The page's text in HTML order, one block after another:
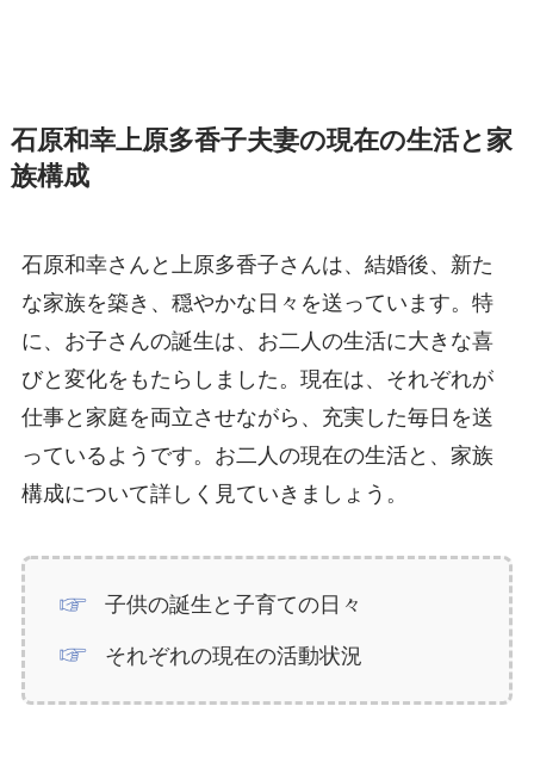
石原和幸上原多香子夫妻の現在の生活と家
族構成
石原和幸さんと上原多香子さんは、結婚後、新た
な家族を築き、穏やかな日々を送っています。特
に、お子さんの誕生は、お二人の生活に大きな喜
びと変化をもたらしました。現在は、それぞれが
仕事と家庭を両立させながら、充実した毎日を送
っているようです。お二人の現在の生活と、家族
構成について詳しく見ていきましょう。
子供の誕生と子育ての日々
それぞれの現在の活動状況